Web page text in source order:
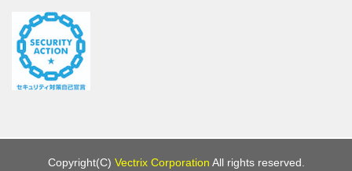
Copyright(C) Vectrix Corporation All rights reserved.